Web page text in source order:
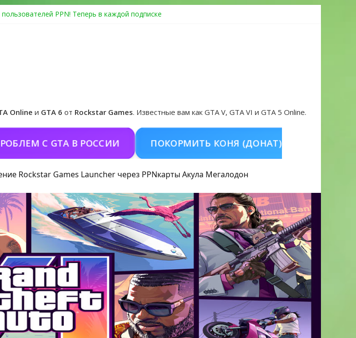
PPN! Теперь в каждой подписке
по программе Fine Art Collector
Grand Theft Auto VI
Online и GTA 6 от Rockstar Games. Известные вам как GTA V, GTA VI и GTA 5 Online.
GTA В РОССИИ ПОКОРМИТЬ КОНЯ (ДОНАТ) КУПИТЬ GTA 5
Rockstar Games Launcher через PPNкарты Акула Мегалодон